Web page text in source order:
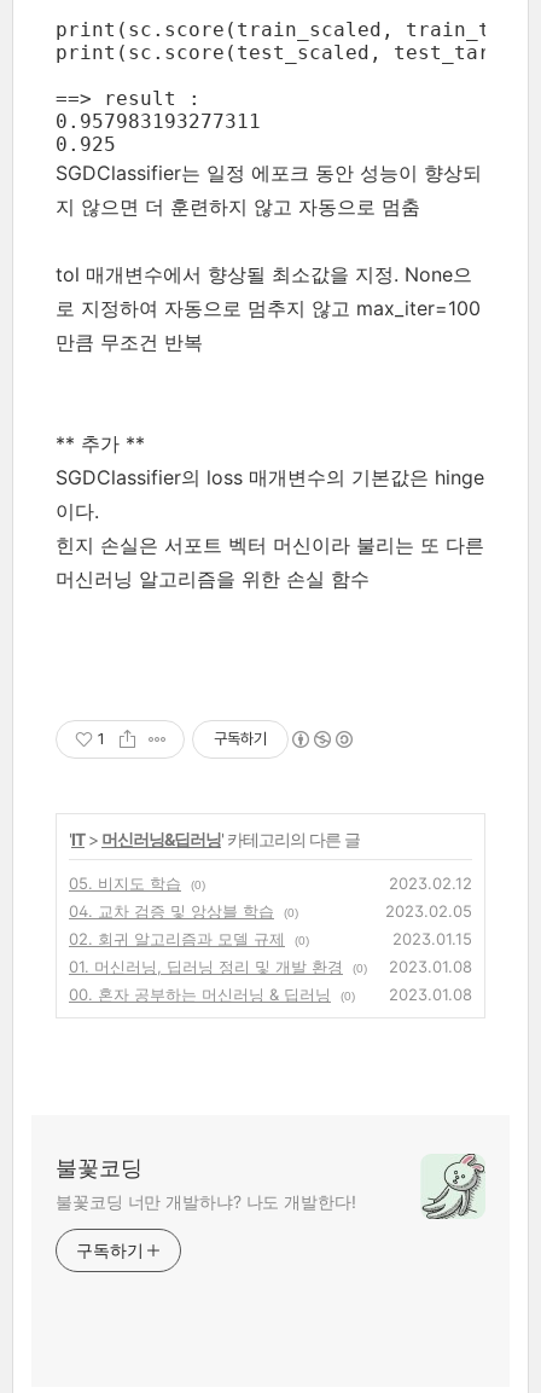
print(sc.score(train_scaled,
print(sc.score(test_scaled,
==> result :
0.957983193277311
0.925
SGDClassifier는 일정 에포크 동안 성능이 향상되
지 않으면 더 훈련하지 않고 자동으로 멈춤
tol 매개변수에서 향상될 최소값을 지정. None으
로 지정하여 자동으로 멈추지 않고 max_iter=100
만큼 무조건 반복
** 추가 **
SGDClassifier의 loss 매개변수의 기본값은 hinge
이다.
힌지 손실은 서포트 벡터 머신이라 불리는 또 다른
머신러닝 알고리즘을 위한 손실 함수
1 구독하기
'IT> 머신러닝&딥러닝' 카테고리의 다른 글
05. 비지도 학습 (0)
2023.02.12
04. 교차 검증 및 앙상블 학습
(0)
2023.02.05
02. 회귀 알고리즘과 모델 규제
(0)
2023.01.15
01. 머신러닝, 딥러닝 정리 및 개발 환경
(0)
2023.01.08
00. 혼자 공부하는 머신러닝 & 딥러닝
(0) 2023.01.08
불꽃코딩
불꽃코딩 너만 개발하냐? 나도 개발한다!
구독하기